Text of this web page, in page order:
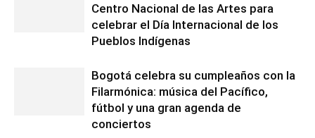
Centro Nacional de las Artes para
celebrar el Día Internacional de los
Pueblos Indígenas
Bogotá celebra su cumpleaños con la
Filarmónica: música del Pacífico,
fútbol y una gran agenda de
conciertos